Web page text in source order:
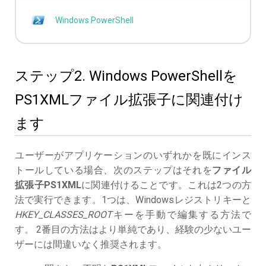
Windows PowerShell
ステップ2. Windows PowerShellを
PS1XMLファイル拡張子に関連付け
ます
ユーザーがアプリケーションのいずれかを既にインス
トールしている場合、次のステップはそれをファイル
拡張子PS1XMLに関連付けることです。これは2つの方
法で実行できます。1つは、Windowsレジストリキーと
HKEY_CLASSES_ROOTキーを手動で編集する方法で
す。 2番目の方法はより単純であり、経験の少ないユー
ザーには間違いなく推奨されます。